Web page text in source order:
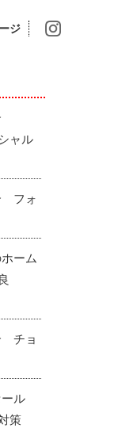
ジ
ャル
フォ
ーム
チョ
ル
策